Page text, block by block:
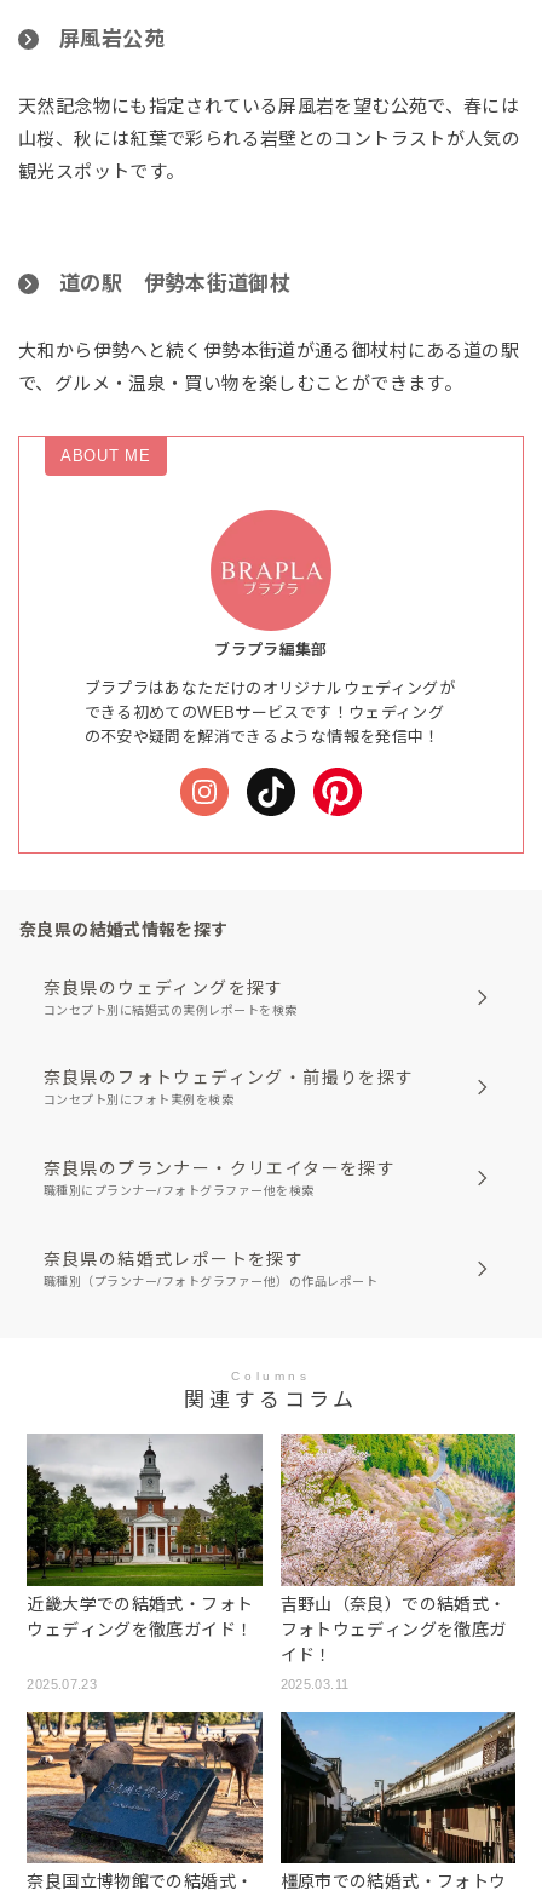
屏風岩公苑
天然記念物にも指定されている屏風岩を望む公苑で、春には
山桜、秋には紅葉で彩られる岩壁とのコントラストが人気の
観光スポットです。
道の駅 伊勢本街道御杖
大和から伊勢へと続く伊勢本街道が通る御杖村にある道の駅
で、グルメ・温泉・買い物を楽しむことができます。
ABOUT ME
ブラプラ編集部
ブラプラはあなただけのオリジナルウェディングが
できる初めてのWEBサービスです！ウェディング
の不安や疑問を解消できるような情報を発信中！
奈良県の結婚式情報を探す
奈良県のウェディングを探す
コンセプト別に結婚式の実例レポートを検索
奈良県のフォトウェディング・前撮りを探す
コンセプト別にフォト実例を検索
奈良県のプランナー・クリエイターを探す
職種別にプランナー/フォトグラファー他を検索
奈良県の結婚式レポートを探す
職種別（プランナー/フォトグラファー他）の作品レポート
Columns
関連するコラム
近畿大学での結婚式・フォト
ウェディングを徹底ガイド！
2025.07.23
吉野山（奈良）での結婚式・
フォトウェディングを徹底ガ
イド！
2025.03.11
奈良国立博物館での結婚式・ 橿原市での結婚式・フォトウ